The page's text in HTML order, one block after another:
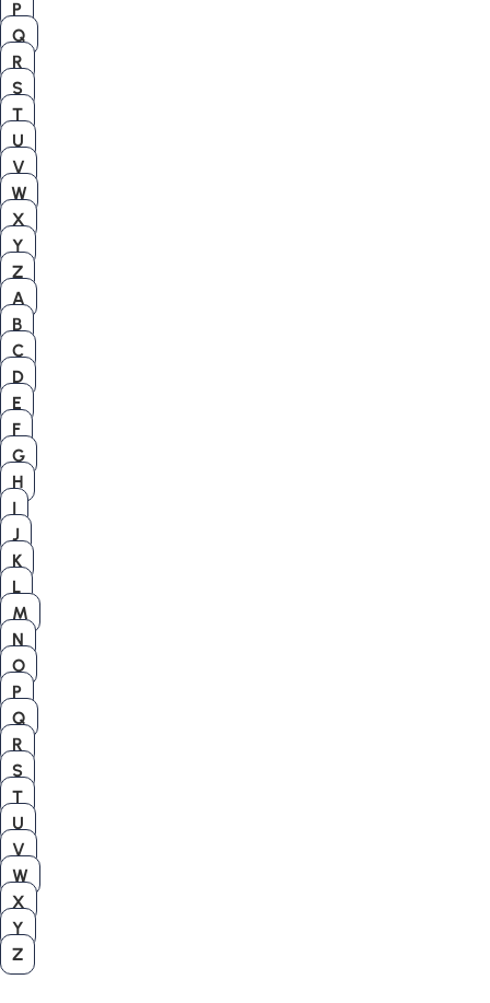
P
Q
R
S
T
U
V
W
X
Y
Z
A
B
C
D
E
F
G
H
I
J
K
L
M
N
O
P
Q
R
S
T
U
V
W
X
Y
Z